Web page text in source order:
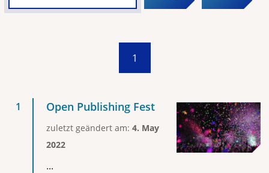
1
Open Publishing Fest
zuletzt geändert am: 4. May
2022
...